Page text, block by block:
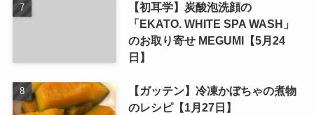
【初耳学】炭酸泡洗顔の
「EKATO. WHITE SPA WASH」
のお取り寄せ MEGUMI【5月24
日】
【ガッテン】冷凍かぼちゃの煮物
のレシピ【1月27日】